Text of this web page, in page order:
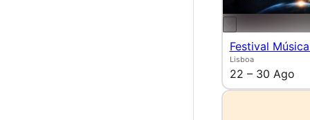
Festival
Lisboa
22 – 30 Ago